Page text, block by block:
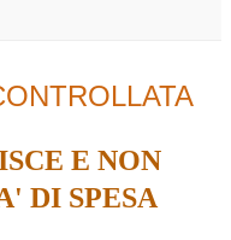
E NON
DI SPESA